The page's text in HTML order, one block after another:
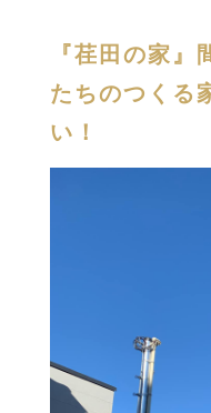
『荏田の家』
たちのつくる
い！